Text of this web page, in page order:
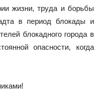
жизни, труда и борьбы
в период блокады и
блокадного города в
опасности, когда